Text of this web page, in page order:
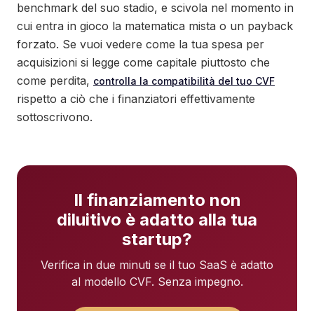
benchmark del suo stadio, e scivola nel momento in
cui entra in gioco la matematica mista o un payback
forzato. Se vuoi vedere come la tua spesa per
acquisizioni si legge come capitale piuttosto che
come perdita, controlla la compatibilità del tuo CVF
rispetto a ciò che i finanziatori effettivamente
sottoscrivono.
Il finanziamento non
diluitivo è adatto alla tua
startup?
Verifica in due minuti se il tuo SaaS è adatto
al modello CVF. Senza impegno.